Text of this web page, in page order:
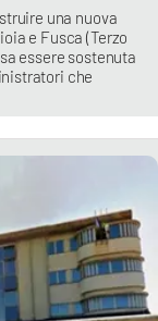
una nuova
e Fusca (Terzo
essere sostenuta
che